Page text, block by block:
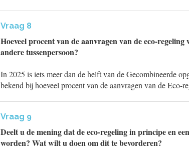
Vraag 8
Hoeveel procent van de aanvragen van de eco-
andere tussenpersoon?
In 2025 is iets meer dan de helft van de Gecombineerde
bekend bij hoeveel procent van de aanvragen van de Eco-
Vraag 9
Deelt u de mening dat de eco-regeling in principe en
worden? Wat wilt u doen om dit te bevorderen?